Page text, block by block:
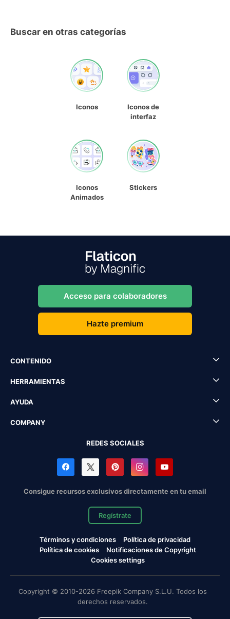
Buscar en otras categorías
Iconos
Iconos de
interfaz
Iconos
Animados
Stickers
Acceso para colaboradores
Hazte premium
CONTENIDO
HERRAMIENTAS
AYUDA
COMPANY
REDES SOCIALES
Consigue recursos exclusivos directamente en tu email
Regístrate
Términos y condiciones
Política de privacidad
Política de cookies
Notificaciones de Copyright
Cookies settings
Copyright © 2010-2026 Freepik Company S.L.U. Todos los
derechos reservados.